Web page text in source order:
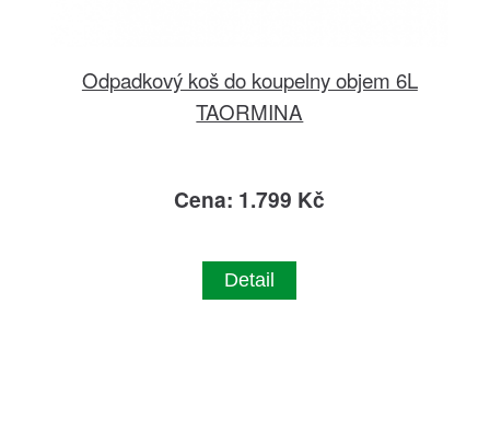
Odpadkový koš do koupelny objem 6L
TAORMINA
Cena: 1.799 Kč
Detail